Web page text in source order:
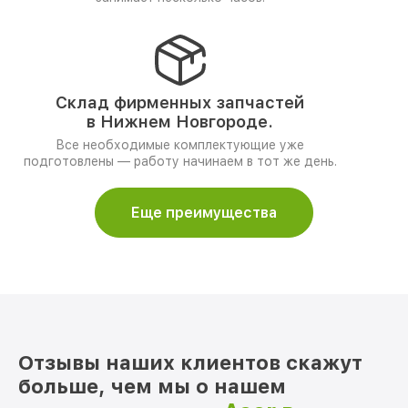
Склад фирменных запчастей
в Нижнем Новгороде.
Все необходимые комплектующие уже
подготовлены — работу начинаем в тот же день.
Еще преимущества
Отзывы наших клиентов скажут
больше, чем мы о нашем